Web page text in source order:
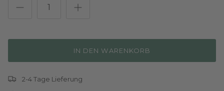
IN DEN WARENKORB
2-4 Tage Lieferung